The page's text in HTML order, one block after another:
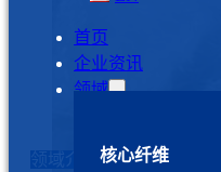
首页
企业资讯
领域
核心纤维
领域介绍